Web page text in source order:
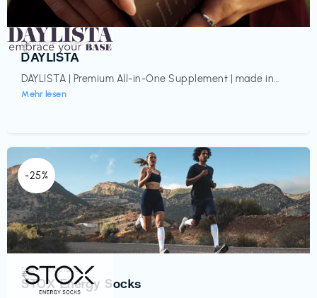
Gesundheit & Wellness
DAYLISTA
DAYLISTA | Premium All-in-One Supplement | made in...
Mehr lesen
€‎
-25%
Sport- & Outdoor
STOX Energy Socks
€‎